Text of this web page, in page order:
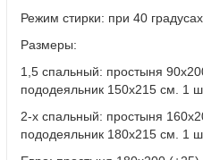
Режим стирки: при 40 градусах
Размеры:
1,5 спальный: простыня
пододеяльник 150х215 см. 1
2-х спальный: простыня
пододеяльник 180х215 см. 1